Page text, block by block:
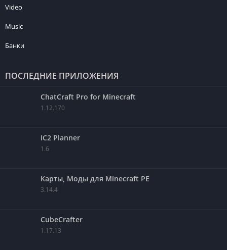
Video
Music
Банки
ПОСЛЕДНИЕ ПРИЛОЖЕНИЯ
ChatCraft Pro for Minecraft
1.12.170
IC2 Planner
1.6
Карты, Моды для Minecraft PE
3.14.4
CubeCrafter
1.17.13